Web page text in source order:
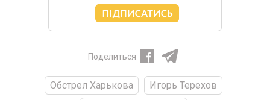
Поделиться
Обстрел Харькова
Игорь Терехов